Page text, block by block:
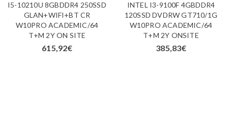
I5-10210U 8GBDDR4 250SSD
GLAN+WIFI+BT CR
W10PRO ACADEMIC/64
T+M 2Y ON SITE
615,92€
INTEL I3-9100F 4GBDDR4
120SSD DVDRW GT710/1G
W10PRO ACADEMIC/64
T+M 2Y ONSITE
385,83€